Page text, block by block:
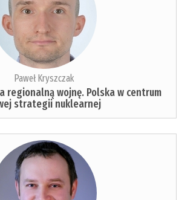
Paweł Kryszczak
regionalną wojnę. Polska w centrum
strategii nuklearnej